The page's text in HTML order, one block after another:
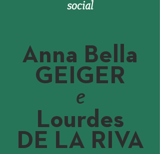
social
Anna Bella
GEIGER
e
Lourdes
DE LA RIVA